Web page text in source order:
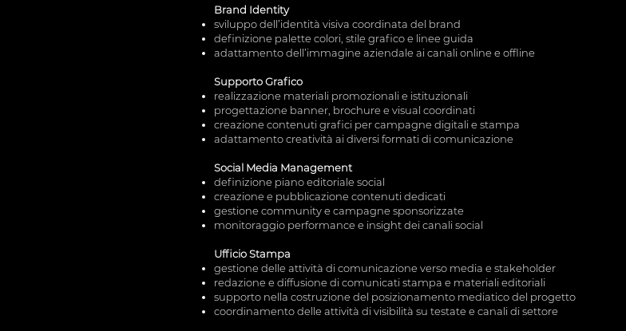
Brand Identity
sviluppo dell’identità visiva coordinata del brand
definizione palette colori, stile grafico e linee guida
adattamento dell’immagine aziendale ai canali online e offline
Supporto Grafico
realizzazione materiali promozionali e istituzionali
progettazione banner, brochure e visual coordinati
creazione contenuti grafici per campagne digitali e stampa
adattamento creatività ai diversi formati di comunicazione
Social Media Management
definizione piano editoriale social
creazione e pubblicazione contenuti dedicati
gestione community e campagne sponsorizzate
monitoraggio performance e insight dei canali social
Ufficio Stampa
gestione delle attività di comunicazione verso media e stakeholder
redazione e diffusione di comunicati stampa e materiali editoriali
supporto nella costruzione del posizionamento mediatico del progetto
coordinamento delle attività di visibilità su testate e canali di settore